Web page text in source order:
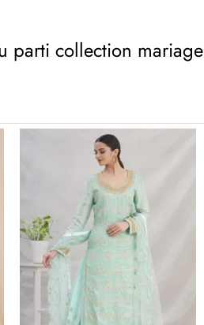
parti collection mariage